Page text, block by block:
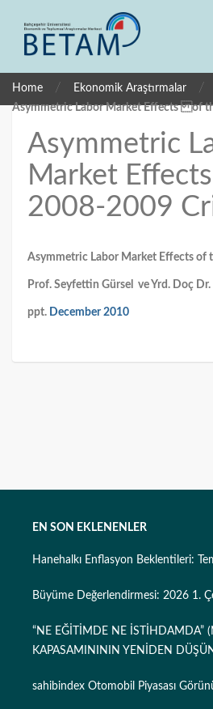
Home / Ekonomik Araştırmalar /
Asymmetric Labor Market Effects of
Asymmetric
Market
2008-2009
Asymmetric Labor Market Effects of
Prof. Seyfettin Gürsel ve Yrd. Doç
ppt. December 2010
EN SON EKLENENLER
Hanehalkı Enflasyon Beklentileri:
Büyüme Değerlendirmesi: 2026 1.
“NE EĞİTİMDE NE İSTİHDAMDA”
KAPASAMINININ YENİDEN
sahibindex Otomobil Piyasası